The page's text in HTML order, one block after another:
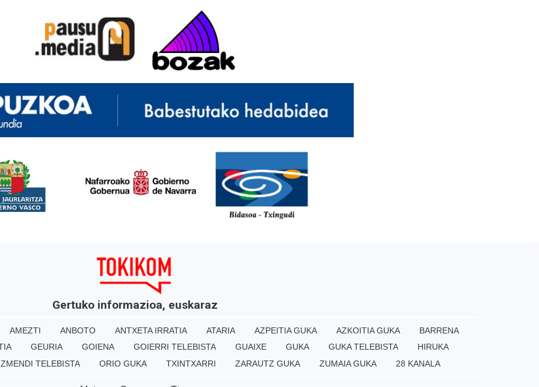
Gertuko informazioa, euskaraz
AMEZTI ANBOTO ANTXETA IRRATIA ATARIA AZPEITIA GUKA AZKOITIA GUKA
BARRENA
GEURIA GOIENA GOIERRI TELEBISTA GUAIXE GUKA GUKA TELEBISTA
HIRUKA
TELEBISTA ORIO GUKA TXINTXARRI ZARAUTZ GUKA ZUMAIA GUKA 28 KANALA